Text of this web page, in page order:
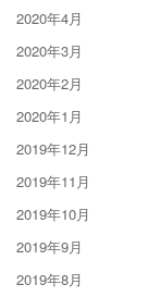
2020年4月
2020年3月
2020年2月
2020年1月
2019年12月
2019年11月
2019年10月
2019年9月
2019年8月